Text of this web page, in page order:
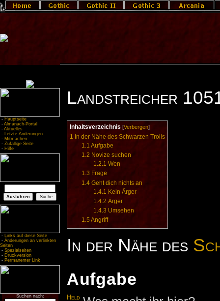
- Hauptseite
- Almanach-Portal
- Aktuelles
- Letzte Änderungen
- Mitmachen
- Zufällige Seite
- Hilfe
- Links auf diese Seite
- Änderungen an verlinkten
Seiten
- Spezialseiten
- Druckversion
- Permanenter Link
Suchen nach:
Landstreicher
Inhaltsverzeichnis [Verbergen]
1 In der Nähe des Schwarzen Trolls
1.1 Aufgabe
1.2 Novize suchen
1.2.1 Wen
1.3 Frage
1.4 Geht dich nichts an
1.4.1 Kein Ärger
1.4.2 Ärger
1.4.3 Umsehen
1.5 Angriff
In der Nähe des
Aufgabe
Held